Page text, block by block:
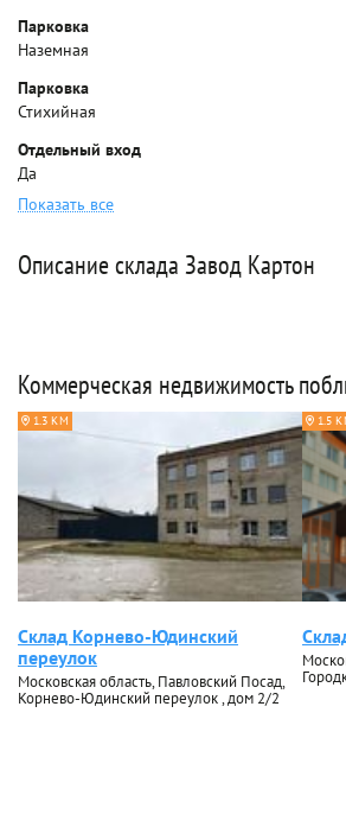
Парковка
Наземная
Парковка
Стихийная
Отдельный вход
Да
Показать все
Описание склада Завод Картон
Коммерческая недвижимость
1.3 КМ
Склад Корнево-Юдинский
переулок
Московская область, Павловский Посад,
Корнево-Юдинский переулок , дом 2/2
1.5